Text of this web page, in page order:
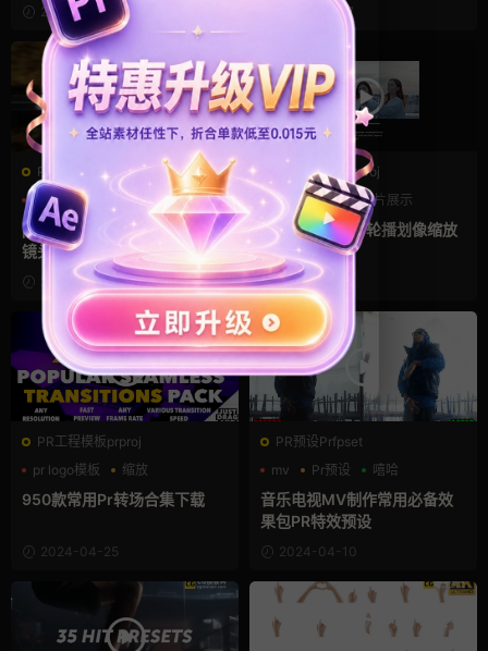
2025-01-04 2024-12-27
PR预设Prfpset
Pr预设
特效
pr特效预设 15个画面冲击推拉
镜头缩放效果
2024-08-10
PR工程模板prproj
pr logo模板
照片展示
照片轮播
Pr模板 8组照片轮播划像缩放
转场
2024-06-15
PR工程模板prproj
pr logo模板
缩放
转场模板
950款常用Pr转场合集下载
2024-04-25
PR预设Prfpset
mv
Pr预设 嘻哈
音乐电视MV制作常用必备效
果包PR特效预设
2024-04-10